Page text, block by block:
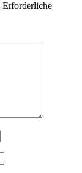
Erforderliche